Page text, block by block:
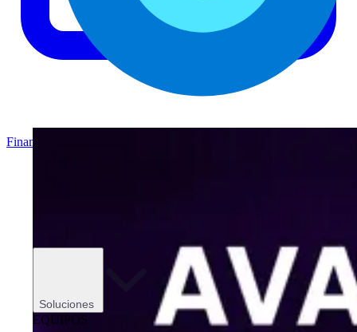
Soluciones
EQUIPOS
Finanzas